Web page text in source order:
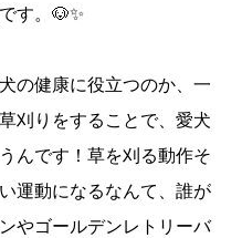
す。🐶✨
の健康に役立つのか、一
刈りをすることで、愛犬
んです！草を刈る動作そ
運動になるなんて、誰が
やゴールデンレトリーバ